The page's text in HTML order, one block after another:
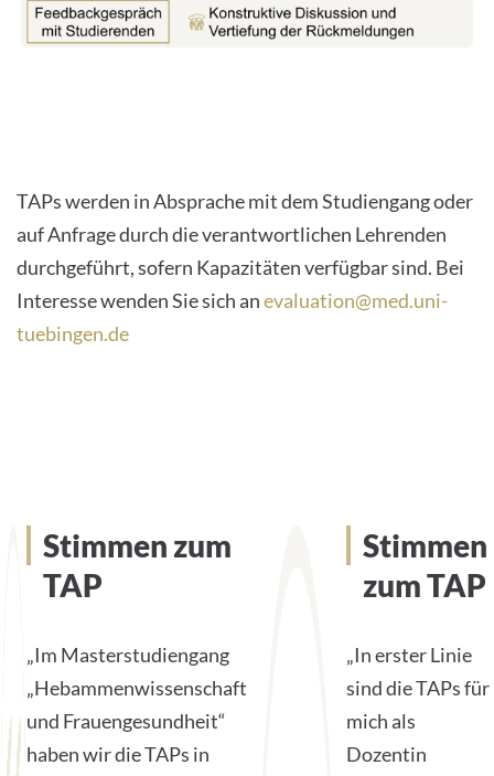
TAPs werden in Absprache mit dem Studiengang oder
auf Anfrage durch die verantwortlichen Lehrenden
durchgeführt, sofern Kapazitäten verfügbar sind. Bei
Interesse wenden Sie sich anevaluation@med.uni-
tuebingen.de
Stimmen zum TAP
Stimmen zum
TAP
„Im Masterstudiengang
„Hebammenwissenschaft
und Frauengesundheit“
haben wir die TAPs in
Stimmen
zum TAP
„In erster Linie
sind die TAPs für
mich als
Dozentin